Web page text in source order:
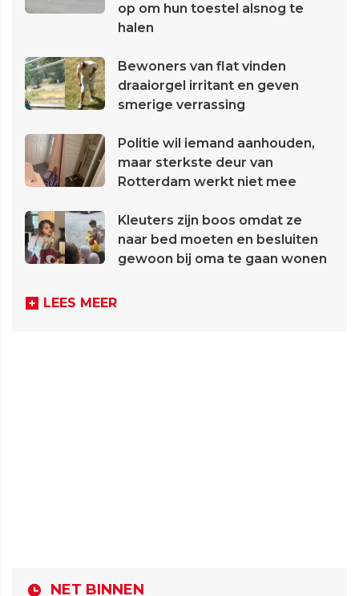
op om hun toestel alsnog te
halen
Bewoners van flat vinden
draaiorgel irritant en geven
smerige verrassing
Politie wil iemand aanhouden,
maar sterkste deur van
Rotterdam werkt niet mee
Kleuters zijn boos omdat ze
naar bed moeten en besluiten
gewoon bij oma te gaan wonen
LEES MEER
NET BINNEN